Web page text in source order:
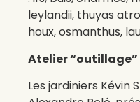
leylandii, thuyas
houx, osmanthus,
Atelier “outillage”
Les jardiniers Kévin